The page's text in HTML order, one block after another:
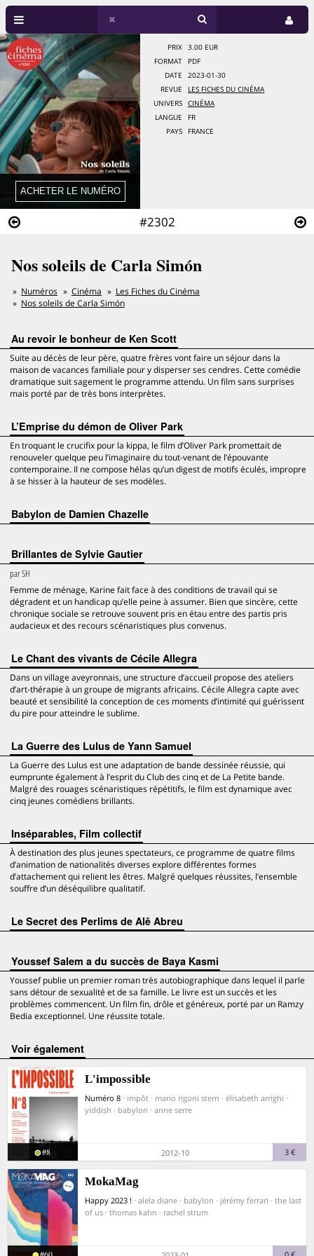
#2302
PRIX
3.00 EUR
FORMAT
PDF
DATE
2023-01-30
REVUE
LES FICHES DU CINÉMA
UNIVERS
CINÉMA
LANGUE
FR
PAYS
FRANCE
Nos soleils de Carla Simón
Numéros Cinéma
Les Fiches du Cinéma
Nos soleils de Carla Simón
Au revoir le bonheur de Ken Scott
Suite au décès de leur père, quatre frères vont faire un séjour dans la
maison de vacances familiale pour y disperser ses cendres. Cette comédie
dramatique suit sagement le programme attendu. Un film sans surprises
mais porté par de très bons interprètes.
L’Emprise du démon de Oliver Park
En troquant le crucifix pour la kippa, le film d’Oliver Park promettait de
renouveler quelque peu l’imaginaire du tout-venant de l’épouvante
contemporaine. Il ne compose hélas qu’un digest de motifs éculés, impropre
à se hisser à la hauteur de ses modèles.
Babylon de Damien Chazelle
Brillantes de Sylvie Gautier
parSH
Femme de ménage, Karine fait face à des conditions de travail qui se
dégradent et un handicap qu’elle peine à assumer. Bien que sincère, cette
chronique sociale se retrouve souvent pris en étau entre des partis pris
audacieux et des recours scénaristiques plus convenus.
Le Chant des vivants de Cécile Allegra
Dans un village aveyronnais, une structure d’accueil propose des ateliers
d’art-thérapie à un groupe de migrants africains. Cécile Allegra capte avec
beauté et sensibilité la conception de ces moments d’intimité qui guérissent
du pire pour atteindre le sublime.
La Guerre des Lulus de Yann Samuel
La Guerre des Lulus est une adaptation de bande dessinée réussie, qui
eumprunte également à l’esprit du Club des cinq et de La Petite bande.
Malgré des rouages scénaristiques répétitifs, le film est dynamique avec
cinq jeunes comédiens brillants.
Inséparables, Film collectif
À destination des plus jeunes spectateurs, ce programme de quatre films
d’animation de nationalités diverses explore différentes formes
d’attachement qui relient les êtres. Malgré quelques réussites, l’ensemble
souffre d’un déséquilibre qualitatif.
Le Secret des Perlims de Alê Abreu
Youssef Salem a du succès de Baya Kasmi
Youssef publie un premier roman très autobiographique dans lequel il parle
sans détour de sexualité et de sa famille. Le livre est un succès et les
problèmes commencent. Un film fin, drôle et généreux, porté par un Ramzy
Bedia exceptionnel. Une réussite totale.
voir également
L'impossible
Numéro 8 · impôt · mario rigoni stern · élisabeth arrighi ·
yiddish · babylon · anne serre
#8 2012-10 3 €
MokaMag
Happy 2023 ! · alela diane · babylon · jérémy ferrari · the last
of us · thomas kahn · rachel strum